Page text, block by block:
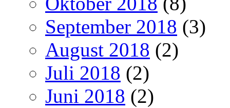
September 2018 (3)
August 2018 (2)
Juli 2018 (2)
Juni 2018 (2)